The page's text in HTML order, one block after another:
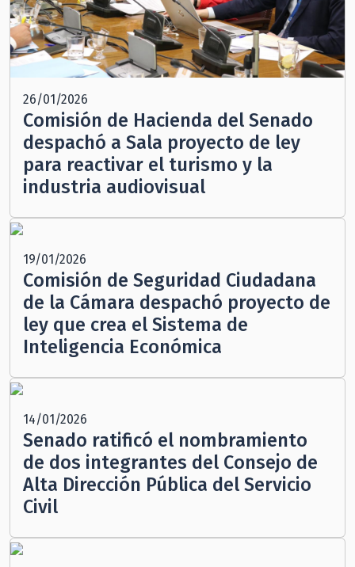
26/01/2026
Comisión de Hacienda del Senado
despachó a Sala proyecto de ley
para reactivar el turismo y la
industria audiovisual
19/01/2026
Comisión de Seguridad Ciudadana
de la Cámara despachó proyecto de
ley que crea el Sistema de
Inteligencia Económica
14/01/2026
Senado ratificó el nombramiento
de dos integrantes del Consejo de
Alta Dirección Pública del Servicio
Civil